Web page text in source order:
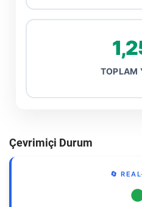
TOPLAM
Çevrimiçi Durum
🔄